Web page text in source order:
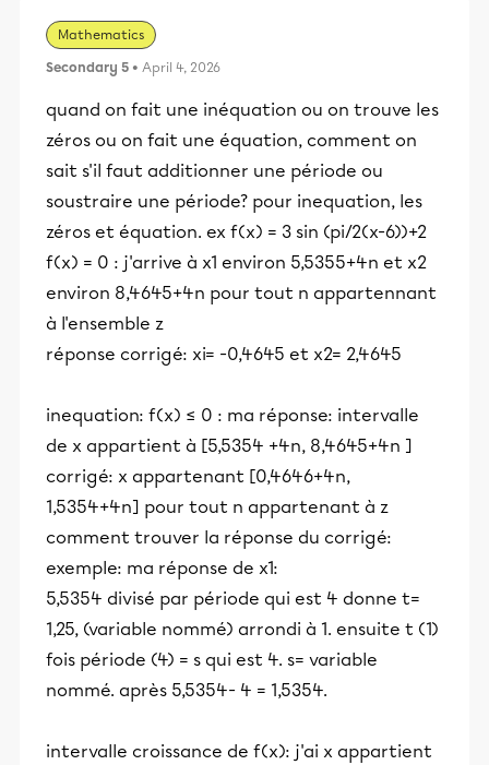
Mathematics
Secondary 5 • April 4, 2026
quand on fait une inéquation ou on trouve les
zéros ou on fait une équation, comment on
sait s'il faut additionner une période ou
soustraire une période? pour inequation, les
zéros et équation. ex f(x) = 3 sin (pi/2(x-6))+2
f(x) = 0 : j'arrive à x1 environ 5,5355+4n et x2
environ 8,4645+4n pour tout n appartennant
à l'ensemble z
réponse corrigé: xi= -0,4645 et x2= 2,4645
inequation: f(x) ≤ 0 : ma réponse: intervalle
de x appartient à [5,5354 +4n, 8,4645+4n ]
corrigé: x appartenant [0,4646+4n,
1,5354+4n] pour tout n appartenant à z
comment trouver la réponse du corrigé:
exemple: ma réponse de x1:
5,5354 divisé par période qui est 4 donne t=
1,25, (variable nommé) arrondi à 1. ensuite t (1)
fois période (4) = s qui est 4. s= variable
nommé. après 5,5354- 4 = 1,5354.
intervalle croissance de f(x): j'ai x appartient